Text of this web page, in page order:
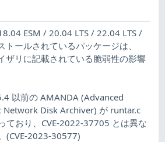
ESM / 20.04 LTS / 22.04 LTS /
ールされているパッケージは、
ザリに記載されている脆弱性の影響
以前の AMANDA (Advanced
Disk Archiver) が runtar.c
ており、CVE-2022-37705 とは異な
(CVE-2023-30577)